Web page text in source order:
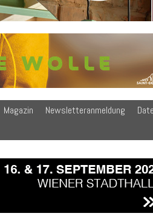
Magazin Newsletteranmeldung